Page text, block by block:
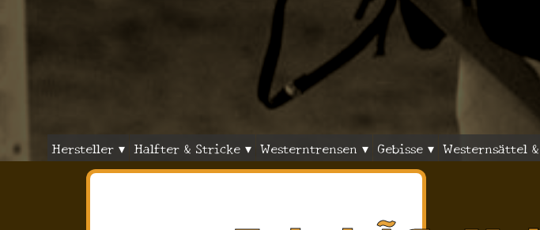
Hersteller ▾ Halfter & Stricke ▾ Westerntrensen ▾ Gebisse ▾ Westernsättel